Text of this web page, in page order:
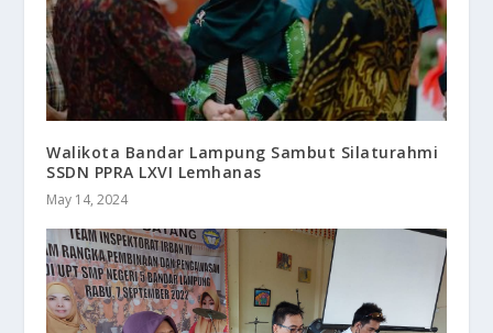
Walikota Bandar Lampung Sambut Silaturahmi
SSDN PPRA LXVI Lemhanas
May 14, 2024